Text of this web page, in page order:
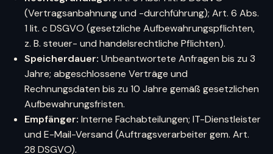
(Vertragsanbahnung und -durchführung); Art. 6 Abs.
1 lit. c DSGVO (gesetzliche Aufbewahrungspflichten,
z. B. steuer- und handelsrechtliche Pflichten).
Speicherdauer: Unbeantwortete Anfragen bis zu 3
Jahre; abgeschlossene Verträge und
Rechnungsdaten bis zu 10 Jahre gemäß gesetzlichen
Aufbewahrungsfristen.
Empfänger: Interne Fachabteilungen; IT-Dienstleister
und E-Mail-Versand (Auftragsverarbeiter gem. Art.
28 DSGVO).